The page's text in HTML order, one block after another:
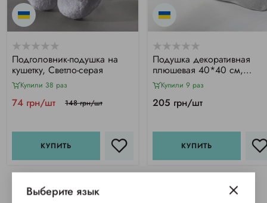
Подголовник-подушка на
кушетку, Светло-серая
Купили 38 раз
74 грн/шт 148 грн/шт
КУПИТЬ
Подушка декоративная
плюшевая 40*40 см,
Светло-серая CHILA™
Купили 9 раз
205 грн/шт
КУПИТЬ
Выберите язык